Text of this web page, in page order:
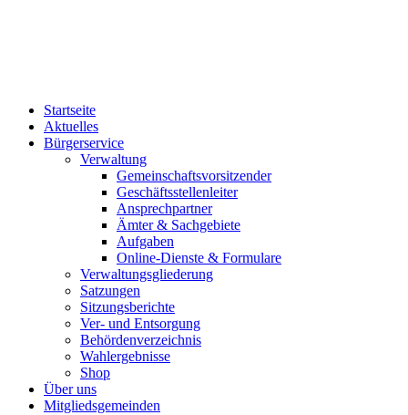
Startseite
Aktuelles
Bürgerservice
Verwaltung
Gemeinschaftsvorsitzender
Geschäftsstellenleiter
Ansprechpartner
Ämter & Sachgebiete
Aufgaben
Online-Dienste & Formulare
Verwaltungsgliederung
Satzungen
Sitzungsberichte
Ver- und Entsorgung
Behördenverzeichnis
Wahlergebnisse
Shop
Über uns
Mitgliedsgemeinden